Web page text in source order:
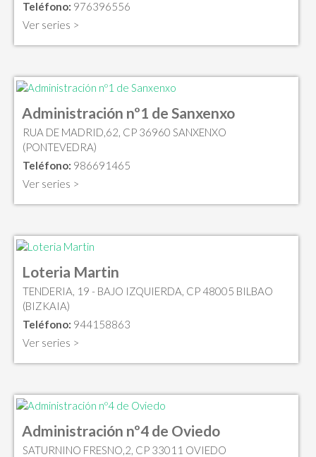
Teléfono: 976396556
Ver series >
Administración nº1 de Sanxenxo
RUA DE MADRID,62, CP 36960 SANXENXO
(PONTEVEDRA)
Teléfono: 986691465
Ver series >
Loteria Martin
TENDERIA, 19 - BAJO IZQUIERDA, CP 48005 BILBAO
(BIZKAIA)
Teléfono: 944158863
Ver series >
Administración nº4 de Oviedo
SATURNINO FRESNO,2, CP 33011 OVIEDO